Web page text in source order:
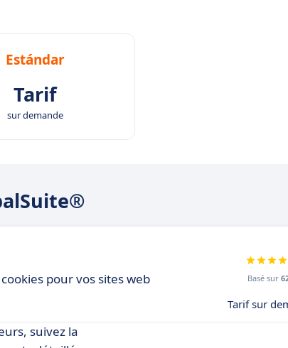
Estándar
Tarif
sur demande
pour vos sites web Basé sur
Tarif sur
suivez la